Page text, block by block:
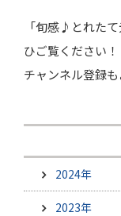
「旬感♪とれた
ひご覧ください！
チャンネル登録
2024年
2023年